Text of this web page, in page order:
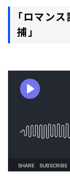
「ロマン
捕」